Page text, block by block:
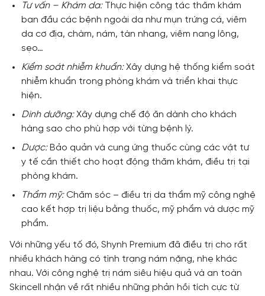
Tư vấn – Khám da:Thực hiện công tác thăm khám
ban đầu các bệnh ngoài da như mụn trứng cá, viêm
da cơ địa, chàm, nám, tàn nhang, viêm nang lông,
sẹo…
Kiểm soát nhiễm khuẩn:Xây dựng hệ thống kiểm soát
nhiễm khuẩn trong phòng khám và triển khai thực
hiện.
Dinh dưỡng:Xây dựng chế độ ăn dành cho khách
hàng sao cho phù hợp với từng bệnh lý.
Dược:Bảo quản và cung ứng thuốc cùng các vật tư
y tế cần thiết cho hoạt động thăm khám, điều trị tại
phòng khám.
Thẩm mỹ:Chăm sóc – điều trị da thẩm mỹ công nghệ
cao kết hợp trị liệu bằng thuốc, mỹ phẩm và dược mỹ
phẩm.
Với những yếu tố đó, Shynh Premium đã điều trị cho rất
nhiều khách hàng có tình trạng nám nặng, nhẹ khác
nhau. Với công nghệ trị nám siêu hiệu quả và an toàn
Skincell nhận về rất nhiều những phản hồi tích cực từ